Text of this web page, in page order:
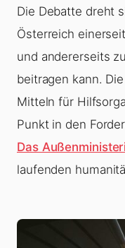
Die Debatte dreht
Österreich
und andererseits
beitragen kann.
Mitteln für
Punkt in den
Das
laufenden